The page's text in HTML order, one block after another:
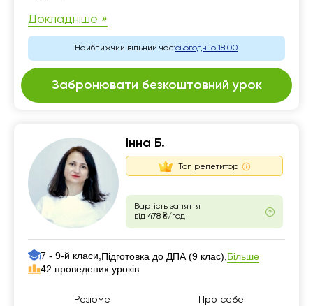
Докладніше »
Найближчий вільний час:сьогодні о 18:00
Забронювати безкоштовний урок
Інна Б.
Топ репетитор
Вартість заняття
від 478 ₴/год
7 - 9-й класи, Підготовка до ДПА (9 клас), Більше
42 проведених уроків
Резюме Про себе